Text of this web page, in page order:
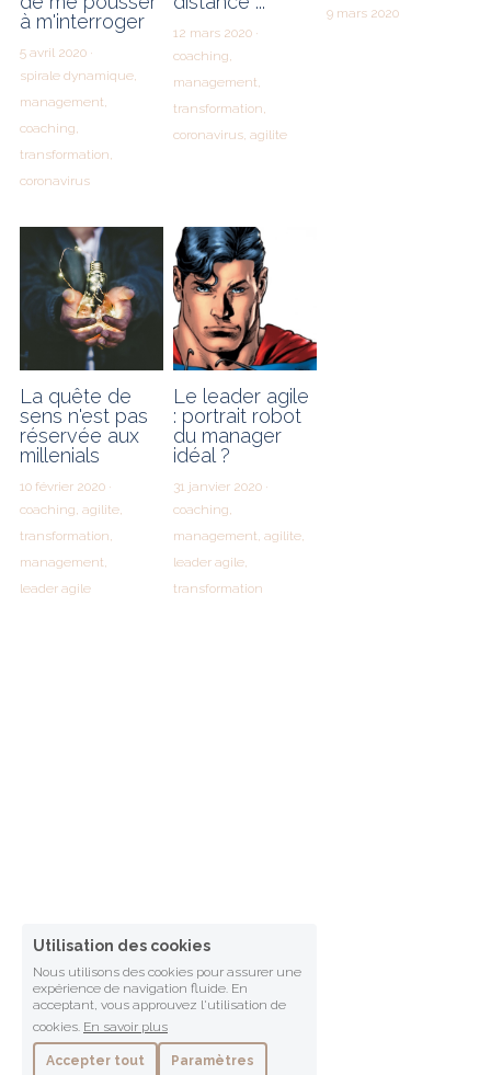
à m'interroger
5 avril 2020·
spirale dynamique,
management,
coaching,
transformation,
coronavirus
12 mars 2020·
coaching,
management,
transformation,
coronavirus, agilite
9 mars 2020
La quête de
sens n'est pas
réservée aux
millenials
10 février 2020·
coaching, agilite,
transformation,
management,
leader agile
Le leader agile
: portrait robot
du manager
idéal ?
31 janvier 2020·
coaching,
management, agilite,
leader agile,
transformation
Utilisation des cookies
Nous utilisons des cookies pour assurer une
expérience de navigation fluide. En
acceptant, vous approuvez l'utilisation de
cookies. En savoir plus
Accepter tout
Paramètres